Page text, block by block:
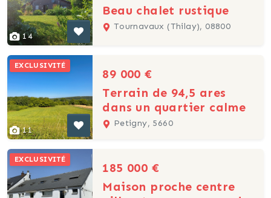
14
Beau chalet rustique
Tournavaux (Thilay), 08800
11
EXCLUSIVITÉ
89 000 €
Terrain de 94,5 ares
dans un quartier calme
Petigny, 5660
EXCLUSIVITÉ
185 000 €
Maison proche centre